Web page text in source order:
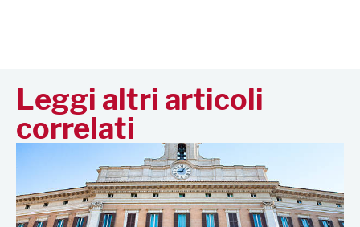
Leggi altri articoli
correlati